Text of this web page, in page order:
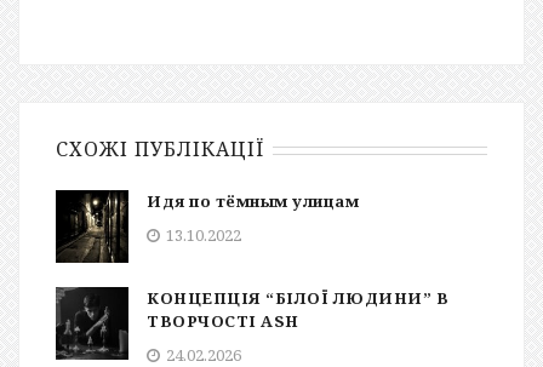
СХОЖІ ПУБЛІКАЦІЇ
Идя по тёмным улицам
13.10.2022
КОНЦЕПЦІЯ “БІЛОЇ ЛЮДИНИ” В
ТВОРЧОСТІ ASH
24.02.2026